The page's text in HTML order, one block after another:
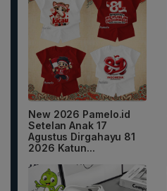
New 2026 Pamelo.id
Setelan Anak 17
Agustus Dirgahayu 81
2026 Katun...